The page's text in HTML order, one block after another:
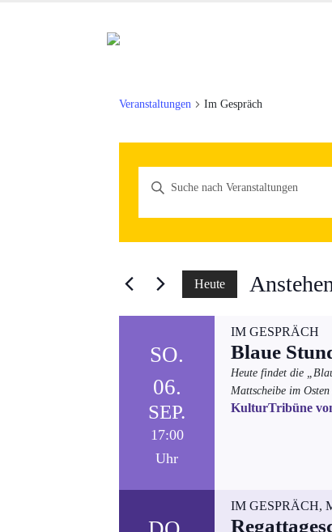
Veranstaltungen Im Gespräch
Veranstaltungen
Suche
und
Ansichten,
Navigation
Bitte
nach
Veranstaltungen
Heute
wählen.
SO.
06.
SEP.
17:00
Uhr
IM GESPRÄCH
Blaue
Heute findet die
Mattscheibe im
KulturTribüne
IM GESPRÄCH,